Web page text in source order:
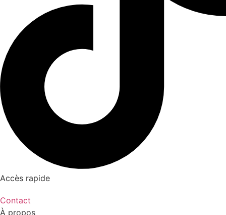
Accès rapide
Contact
À propos